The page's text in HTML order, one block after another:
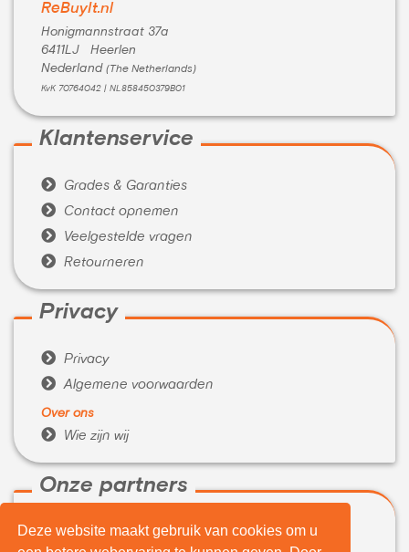
Deze website maakt gebruik van cookies om u
ReBuyIt.nl
Honigmannstraat 37a
6411LJ Heerlen
Nederland (The Netherlands)
KvK 70764042 | NL858450379B01
Klantenservice
 Grades & Garanties
 Contact opnemen
 Veelgestelde vragen
 Retourneren
Privacy
 Privacy
 Algemene voorwaarden
Over ons
 Wie zijn wij
Onze partners
 WeBuyIt.nl